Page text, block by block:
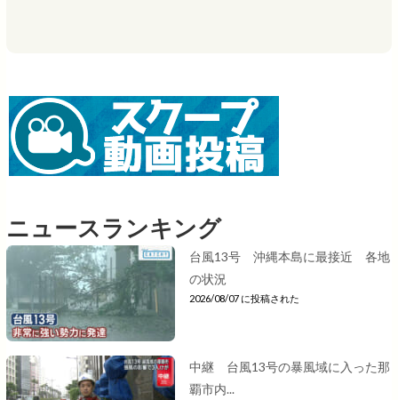
ニュースランキング
台風13号 沖縄本島に最接近 各地
の状況
2026/08/07 に投稿された
中継 台風13号の暴風域に入った那
覇市内...